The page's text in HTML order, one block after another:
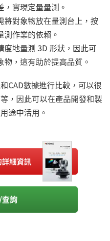
實現定量量測。
將對象物放在量測台上，按
作業的依賴。
地量測 3D 形狀，因此可
，這有助於提高品質。
CAD數據進行比較，可以很
，因此可以在產品開發和製
途中活用。
細資訊
詢